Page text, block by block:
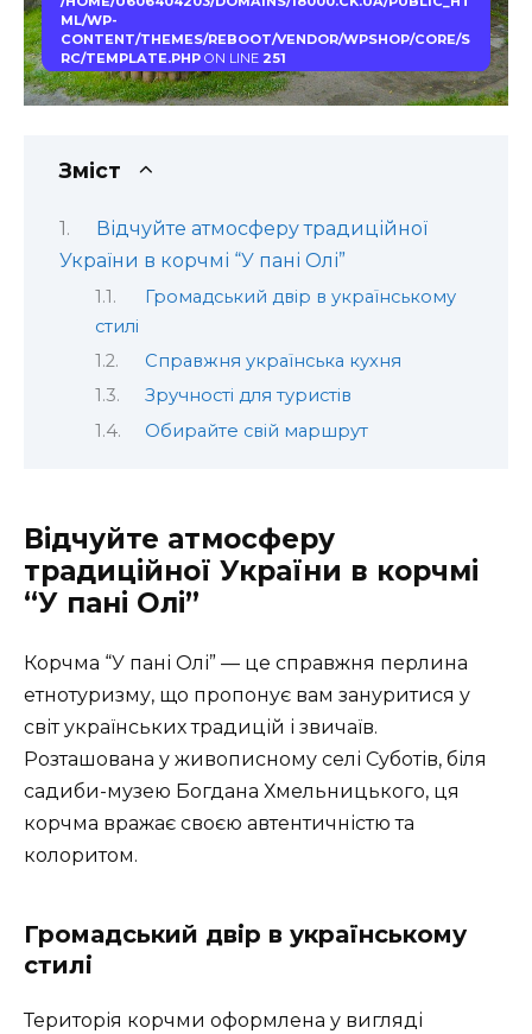
ML/WP-
CONTENT/THEMES/REBOOT/VENDOR/WPSHOP/CORE/S
RC/TEMPLATE.PHPON LINE 251
Зміст
Відчуйте атмосферу традиційної
України в корчмі “У пані Олі”
Громадський двір в українському
стилі
Справжня українська кухня
Зручності для туристів
Обирайте свій маршрут
Відчуйте атмосферу
традиційної України в корчмі
“У пані Олі”
Корчма “У пані Олі” — це справжня перлина
етнотуризму, що пропонує вам зануритися у
світ українських традицій і звичаїв.
Розташована у живописному селі Суботів, біля
садиби-музею Богдана Хмельницького, ця
корчма вражає своєю автентичністю та
колоритом.
Громадський двір в українському
стилі
Територія корчми оформлена у вигляді